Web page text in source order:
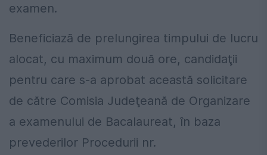
examen.
Beneficiază de prelungirea timpului de lucru
alocat, cu maximum două ore, candidaţii
pentru care s-a aprobat această solicitare
de către Comisia Judeţeană de Organizare
a examenului de Bacalaureat, în baza
prevederilor Procedurii nr.